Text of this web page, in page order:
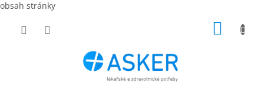
obsah stránky